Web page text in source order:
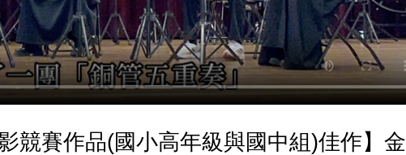
競賽作品(國小高年級與國中組)佳作】金